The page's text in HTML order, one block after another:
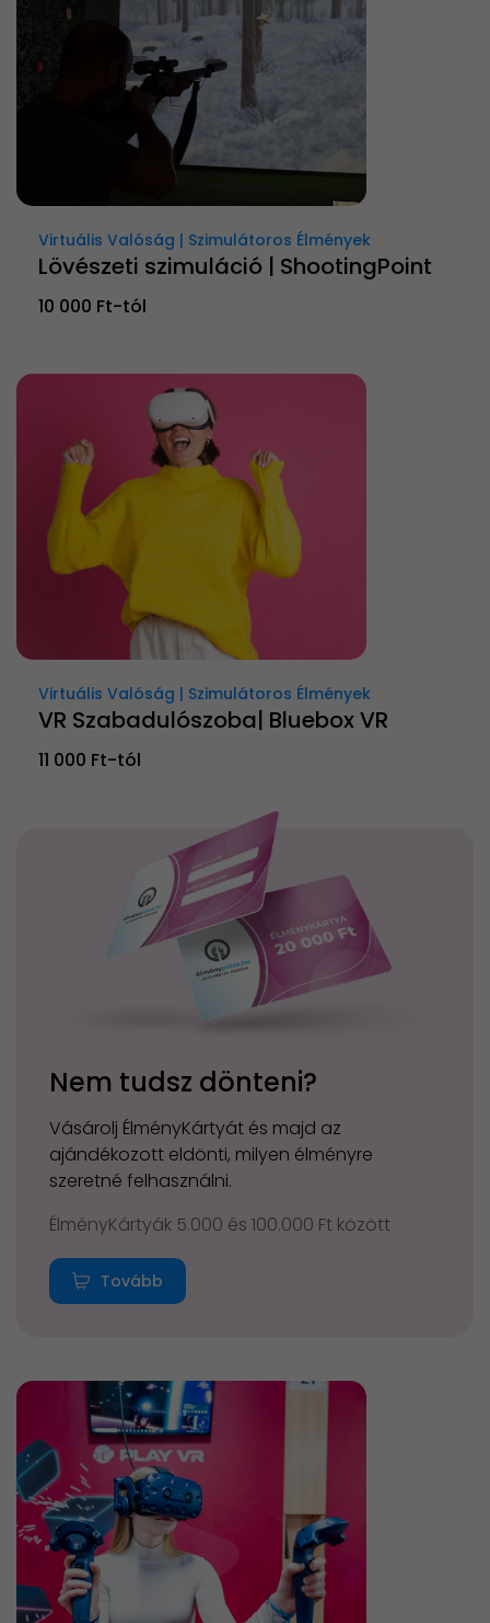
Virtuális Valóság | Szimulátoros Élmények
Lövészeti szimuláció | ShootingPoint
10 000 Ft-tól
Virtuális Valóság | Szimulátoros Élmények
VR Szabadulószoba| Bluebox VR
11 000 Ft-tól
Nem tudsz dönteni?
Vásárolj ÉlményKártyát és majd az
ajándékozott eldönti, milyen élményre
szeretné felhasználni.
ÉlményKártyák 5.000 és 100.000 Ft között
Tovább